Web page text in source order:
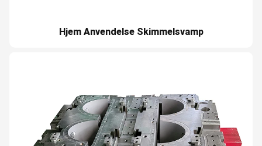
Hjem Anvendelse Skimmelsvamp